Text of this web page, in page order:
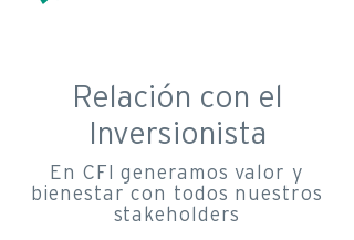
Relación con el
Inversionista
En CFI generamos valor y
bienestar con todos nuestros
stakeholders